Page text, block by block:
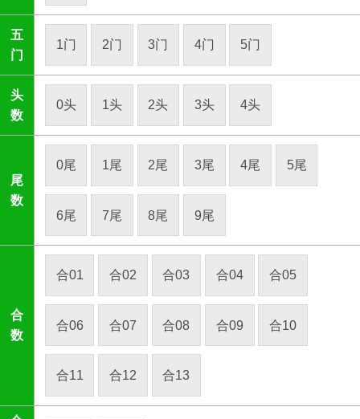
五
门
1门 2门 3门 4门 5门
头
数
0头 1头 2头 3头 4头
尾
数
0尾 1尾 2尾 3尾 4尾 5尾
6尾 7尾 8尾 9尾
合
数
合01 合02 合03 合04 合05
合06 合07 合08 合09 合10
合11 合12 合13